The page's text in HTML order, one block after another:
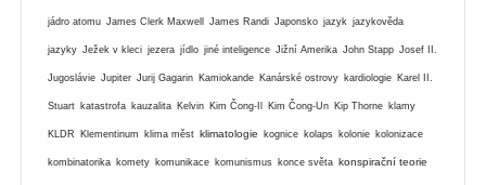
jádro atomu James Clerk Maxwell James Randi Japonsko jazyk jazykověda
jazyky Ježek v kleci jezera jídlo jiné inteligence Jižní Amerika John Stapp Josef II.
Jugoslávie Jupiter Jurij Gagarin Kamiokande Kanárské ostrovy kardiologie Karel II.
Stuart katastrofa kauzalita Kelvin Kim Čong-Il Kim Čong-Un Kip Thorne klamy
KLDR Klementinum klima měst klimatologie kognice kolaps kolonie kolonizace
kombinatorika komety komunikace komunismus konce světa konspirační teorie